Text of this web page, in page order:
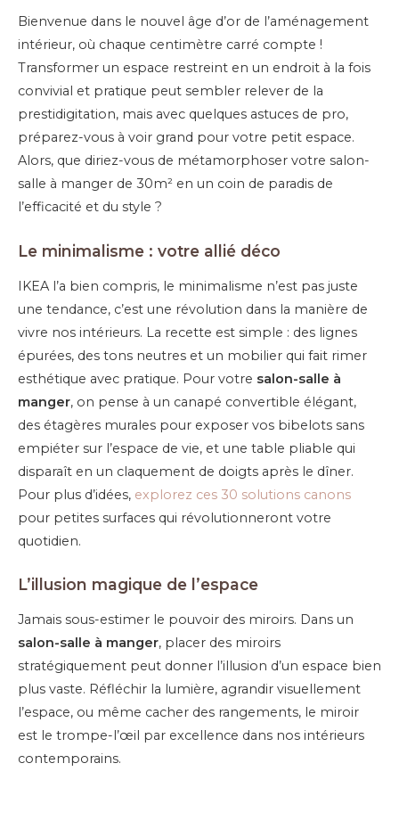
Bienvenue dans le nouvel âge d’or de l’aménagement
intérieur, où chaque centimètre carré compte !
Transformer un espace restreint en un endroit à la fois
convivial et pratique peut sembler relever de la
prestidigitation, mais avec quelques astuces de pro,
préparez-vous à voir grand pour votre petit espace.
Alors, que diriez-vous de métamorphoser votre salon-
salle à manger de 30m² en un coin de paradis de
l’efficacité et du style ?
Le minimalisme : votre allié déco
IKEA l’a bien compris, le minimalisme n’est pas juste
une tendance, c’est une révolution dans la manière de
vivre nos intérieurs. La recette est simple : des lignes
épurées, des tons neutres et un mobilier qui fait rimer
esthétique avec pratique. Pour votre salon-salle à
manger, on pense à un canapé convertible élégant,
des étagères murales pour exposer vos bibelots sans
empiéter sur l’espace de vie, et une table pliable qui
disparaît en un claquement de doigts après le dîner.
Pour plus d’idées, explorez ces 30 solutions canons
pour petites surfaces qui révolutionneront votre
quotidien.
L’illusion magique de l’espace
Jamais sous-estimer le pouvoir des miroirs. Dans un
salon-salle à manger, placer des miroirs
stratégiquement peut donner l’illusion d’un espace bien
plus vaste. Réfléchir la lumière, agrandir visuellement
l’espace, ou même cacher des rangements, le miroir
est le trompe-l’œil par excellence dans nos intérieurs
contemporains.